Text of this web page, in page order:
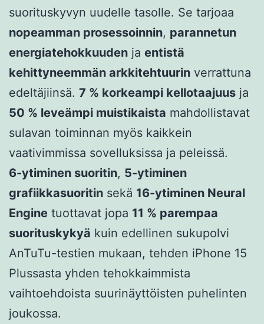
suorituskyvyn uudelle tasolle. Se tarjoaa
nopeamman prosessoinnin, parannetun
energiatehokkuuden ja entistä
kehittyneemmän arkkitehtuurin verrattuna
edeltäjiinsä. 7 % korkeampi kellotaajuus ja
50 % leveämpi muistikaista mahdollistavat
sulavan toiminnan myös kaikkein
vaativimmissa sovelluksissa ja peleissä.
6-ytiminen suoritin, 5-ytiminen
grafiikkasuoritin sekä 16-ytiminen Neural
Engine tuottavat jopa 11 % parempaa
suorituskykyä kuin edellinen sukupolvi
AnTuTu-testien mukaan, tehden iPhone 15
Plussasta yhden tehokkaimmista
vaihtoehdoista suurinäyttöisten puhelinten
joukossa.